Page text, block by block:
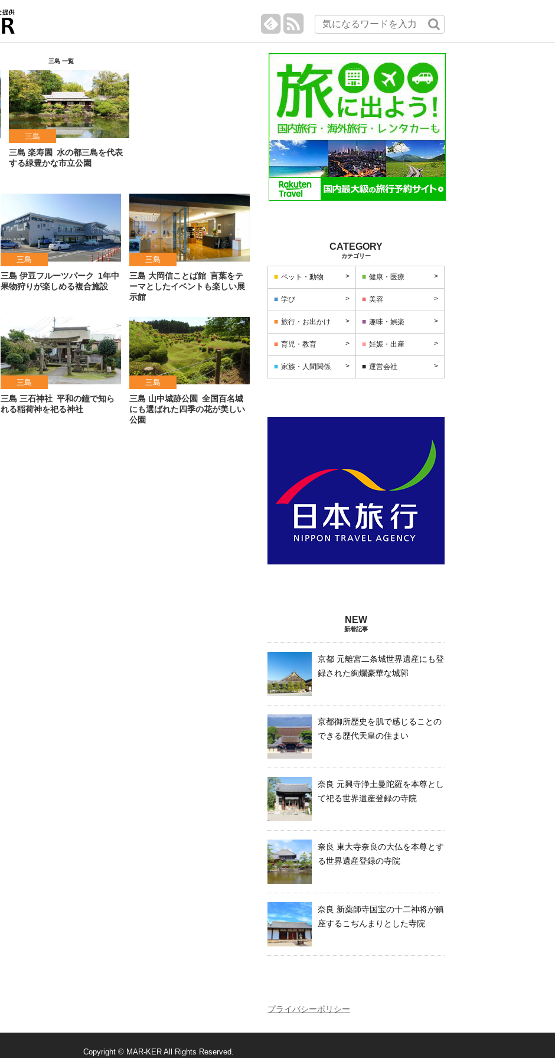
三島 一覧
三島
三島 楽寿園 水の都三島を代表
する緑豊かな市立公園
三島
三島 伊豆フルーツパーク
1年中
果物狩りが楽しめる複合施設
三島
三島 大岡信ことば館 言葉をテ
ーマとしたイベントも楽しい展
示館
三島
三島 三石神社 平和の鐘で知ら
れる稲荷神を祀る神社
三島
三島 山中城跡公園 全国百名城
にも選ばれた四季の花が美しい
公園
カテゴリー
ペット・動物 健康・医療
学び 美容
旅行・お出かけ 趣味・娯楽
育児・教育 妊娠・出産
家族・人間関係 運営会社
新着記事
京都 元離宮二条城世界遺産にも登
録された絢爛豪華な城郭
京都御所歴史を肌で感じることの
できる歴代天皇の住まい
奈良 元興寺浄土曼陀羅を本尊とし
て祀る世界遺産登録の寺院
奈良 東大寺奈良の大仏を本尊とす
る世界遺産登録の寺院
奈良 新薬師寺国宝の十二神将が鎮
座するこぢんまりとした寺院
プライバシーポリシー
Copyright © MAR-KERAll Rights Reserved.